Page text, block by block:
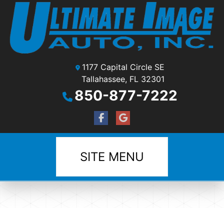
1177 Capital Circle SE
Tallahassee, FL 32301
850-877-7222
SITE MENU